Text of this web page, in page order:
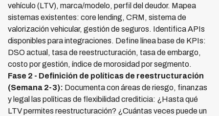
vehículo (LTV), marca/modelo, perfil del deudor. Mapea
sistemas existentes: core lending, CRM, sistema de
valorización vehicular, gestión de seguros. Identifica APIs
disponibles para integraciones. Define línea base de KPIs:
DSO actual, tasa de reestructuración, tasa de embargo,
costo por gestión, índice de morosidad por segmento.
Fase 2 - Definición de políticas de reestructuración
(Semana 2-3): Documenta con áreas de riesgo, finanzas
y legal las políticas de flexibilidad crediticia: ¿Hasta qué
LTV permites reestructuración? ¿Cuántas veces puede un